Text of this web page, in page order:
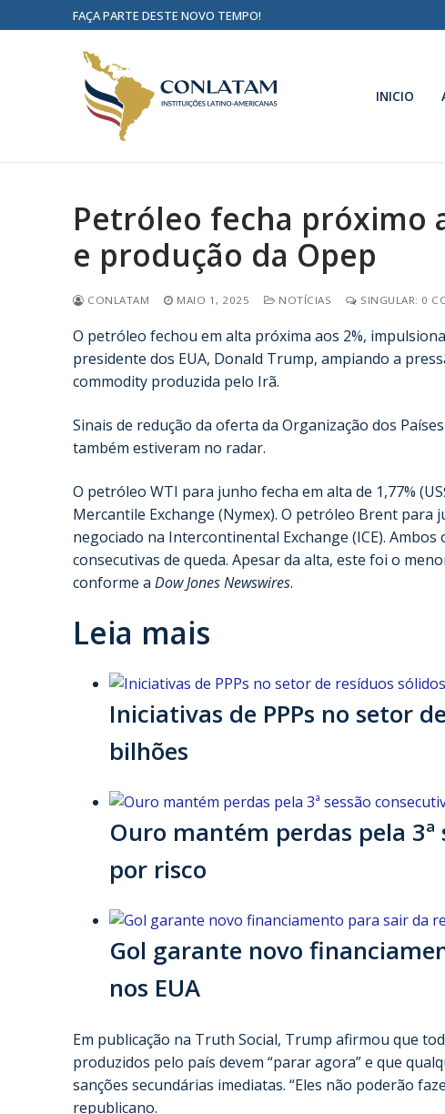
FAÇA PARTE DESTE NOVO TEMPO!
INICIO
Petróleo fecha próximo
e produção da Opep
CONLATAM MAIO 1, 2025 NOTÍCIAS SINGULAR: 0
O petróleo fechou em alta próxima aos 2%,
presidente dos EUA, Donald Trump, ampiando a
commodity produzida pelo Irã.
Sinais de redução da oferta da Organização dos
também estiveram no radar.
O petróleo WTI para junho fecha em alta de 1,77%
Mercantile Exchange (Nymex). O petróleo Brent para
negociado na Intercontinental Exchange (ICE).
consecutivas de queda. Apesar da alta, este foi o
conforme a Dow Jones Newswires.
Leia mais
Iniciativas de PPPs no setor
bilhões
Ouro mantém perdas pela
por risco
Gol garante novo
nos EUA
Em publicação na Truth Social, Trump afirmou que
produzidos pelo país devem “parar agora” e que
sanções secundárias imediatas. “Eles não poderão
republicano.